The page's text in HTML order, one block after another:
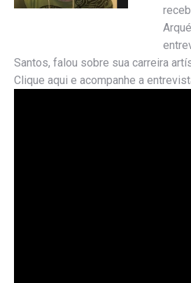
Santos, falou sobre sua carreira
Clique aqui e acompanhe a